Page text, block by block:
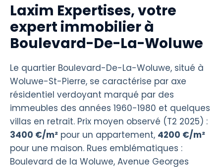
Laxim Expertises, votre
expert immobilier à
Boulevard-De-La-Woluwe
Le quartier Boulevard-De-La-Woluwe, situé à
Woluwe-St-Pierre, se caractérise par axe
résidentiel verdoyant marqué par des
immeubles des années 1960-1980 et quelques
villas en retrait. Prix moyen observé (T2 2025) :
3400 €/m² pour un appartement, 4200 €/m²
pour une maison. Rues emblématiques :
Boulevard de la Woluwe, Avenue Georges